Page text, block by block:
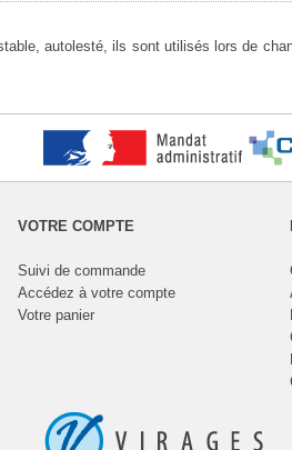
autolesté, ils sont utilisés lors de
VOTRE COMPTE
Suivi de commande
Accédez à votre compte
Votre panier